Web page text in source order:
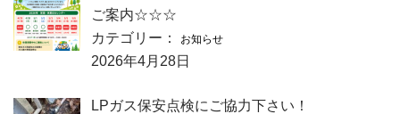
ご案内☆☆☆
カテゴリー：
お知らせ
2026年4月28日
LPガス保安点検にご協力下さい！